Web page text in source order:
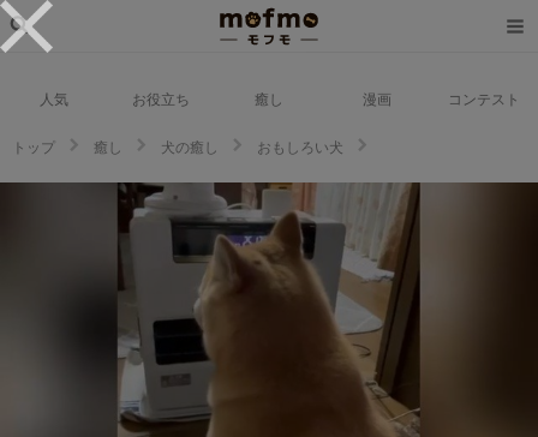
人気 お役立ち 癒し 漫画 コンテスト
トップ 癒し 犬の癒し
おもしろい犬